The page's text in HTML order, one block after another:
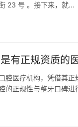
23 号 。接下来，就…
有正规资质的
腔医疗机构，凭借其
的正规性与整牙口碑